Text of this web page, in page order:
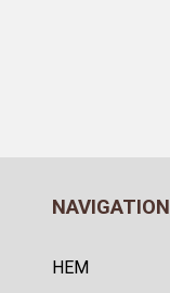
NAVIGATION
HEM